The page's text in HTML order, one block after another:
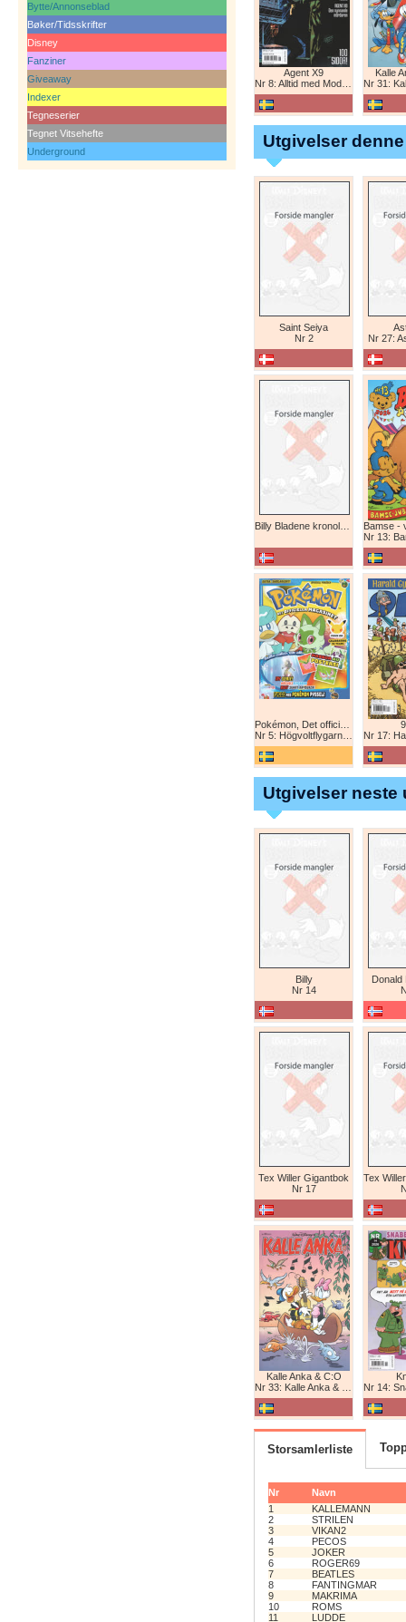
Bytte/Annonseblad
Bøker/Tidsskrifter
Disney
Fanziner
Giveaway
Indexer
Tegneserier
Tegnet Vitsehefte
Underground
Agent X9
Nr 8: Alltid med Modesty Blaise
Kalle
Nr 31:
Utgivelser
Saint Seiya
Nr 2
Nr 27:
Nr 13: Bamse-
Nr 5: Högvoltflygarna mot Svart Rayquaza!
Nr 17: Harald
Utgivelser neste
Billy
Nr 14
Donald
Tex Willer Gigantbok
Nr 17
Kalle Anka & C:O
Nr 33: Kalle Anka & C:O
Nr 14:
Storsamlerliste
Nr
Navn
1
KALLEMANN
2
STRILEN
3
VIKAN2
4
PECOS
5
JOKER
6
ROGER69
7
BEATLES
8
FANTINGMAR
9
MAKRIMA
10
ROMS
11
LUDDE